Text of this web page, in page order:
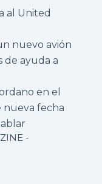
al United
nuevo avión
de ayuda a
en el
nueva fecha
-